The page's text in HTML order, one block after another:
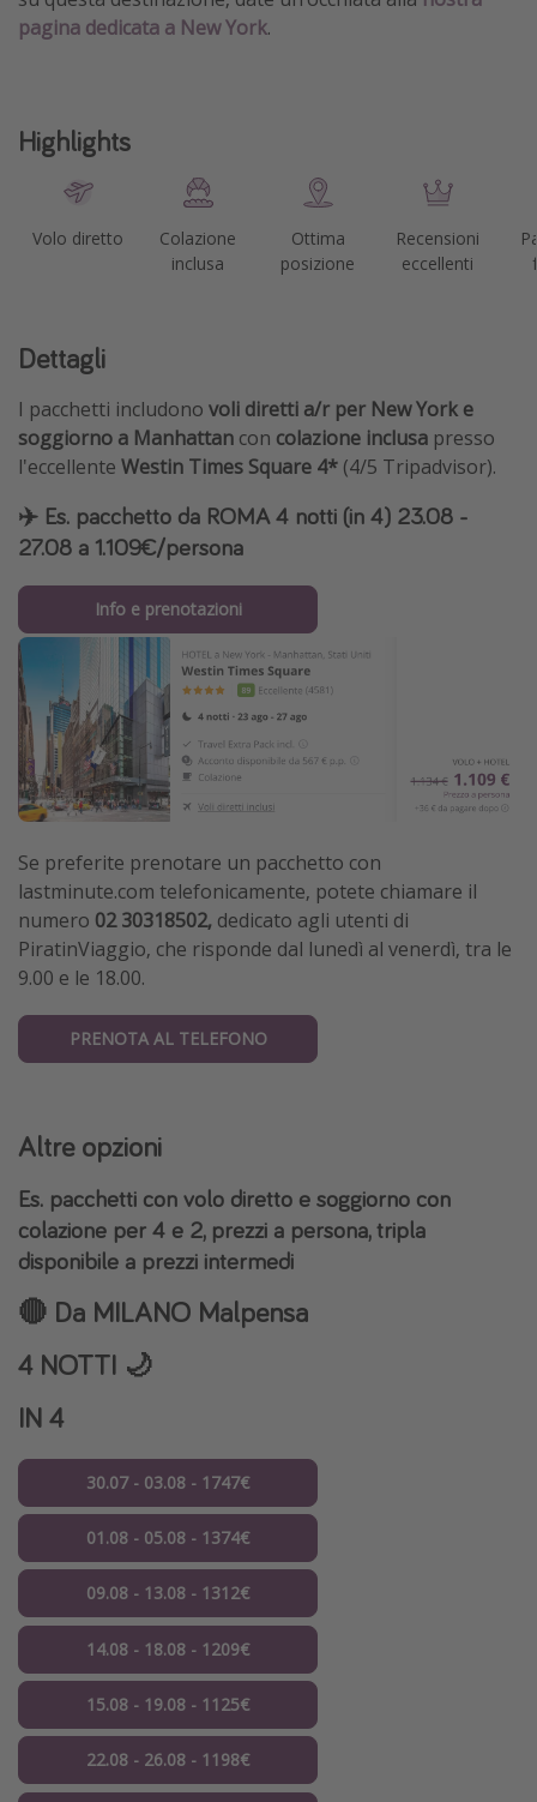
pagina dedicata a New York.
Highlights
Volo diretto
Colazione
inclusa
Ottima
posizione
Recensioni
eccellenti
Dettagli
I pacchetti includono voli diretti a/r per New York e
soggiorno a Manhattan con colazione inclusa presso
l'eccellente Westin Times Square 4* (4/5 Tripadvisor).
✈️ Es. pacchetto da ROMA 4 notti (in 4) 23.08 -
27.08 a 1.109€/persona
Info e prenotazioni
Se preferite prenotare un pacchetto con
lastminute.com telefonicamente, potete chiamare il
numero 02 30318502, dedicato agli utenti di
PiratinViaggio, che risponde dal lunedì al venerdì, tra le
9.00 e le 18.00.
PRENOTA AL TELEFONO
Altre opzioni
Es. pacchetti con volo diretto e soggiorno con
colazione per 4 e 2,prezzi a persona, tripla
disponibile a prezzi intermedi
🔴 Da MILANO Malpensa
4 NOTTI 🌙
IN 4
30.07 - 03.08 - 1747€
01.08 - 05.08 - 1374€
09.08 - 13.08 - 1312€
14.08 - 18.08 - 1209€
15.08 - 19.08 - 1125€
22.08 - 26.08 - 1198€